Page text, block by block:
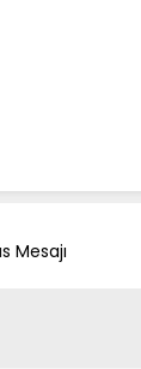
Mesajı